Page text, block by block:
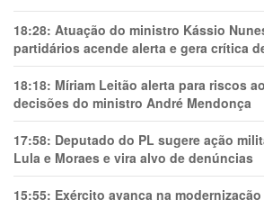
18:28: Atuação do ministro Kássio
partidários acende alerta e gera crítica
18:18: Míriam Leitão alerta para riscos
decisões do ministro André Mendonça
17:58: Deputado do PL sugere ação
Lula e Moraes e vira alvo de denúncias
15:55: Exército avança na